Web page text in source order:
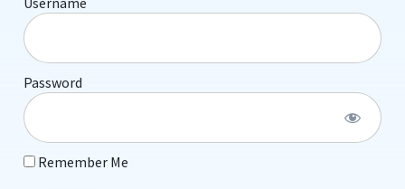
Password
Remember Me